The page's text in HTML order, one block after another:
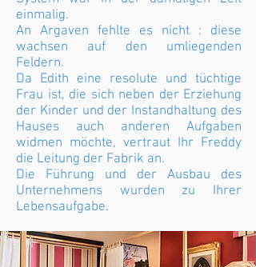
einmalig.
An Argaven fehlte es nicht : diese
wachsen auf den umliegenden
Feldern.
Da Edith eine resolute und tüchtige
Frau ist, die sich neben der Erziehung
der Kinder und der Instandhaltung des
Hauses auch anderen Aufgaben
widmen möchte, vertraut Ihr Freddy
die Leitung der Fabrik an.
Die Führung und der Ausbau des
Unternehmens wurden zu Ihrer
Lebensaufgabe.